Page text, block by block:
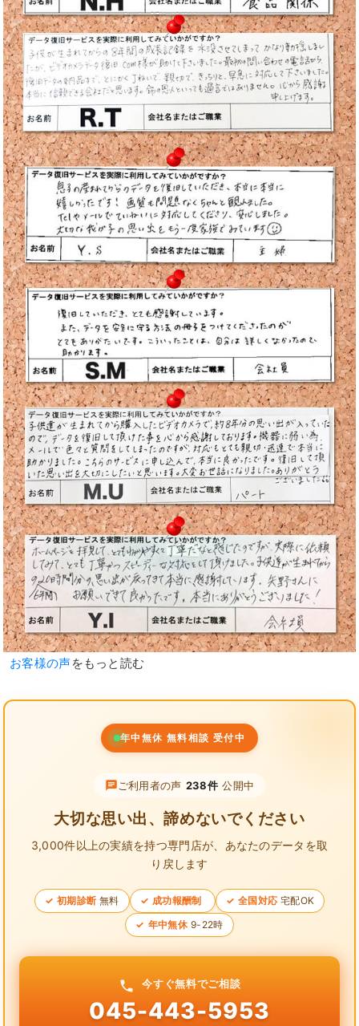
お客様の声をもっと読む
年中無休 無料相談 受付中
ご利用者の声 238件 公開中
大切な思い出、諦めないでください
3,000件以上の実績を持つ専門店が、 あなたのデータを取
り戻します
初期診断 無料 成功報酬制 全国対応 宅配OK
年中無休 9-22時
今すぐ無料でご相談
045-443-5953